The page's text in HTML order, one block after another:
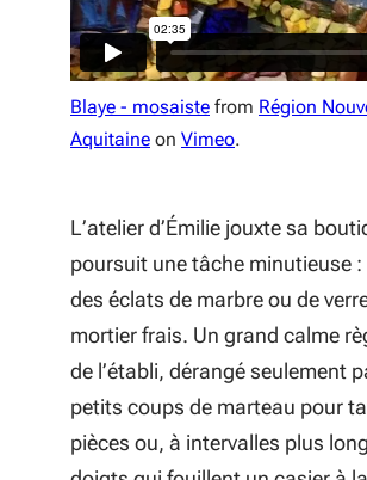
Blaye - mosaiste from Région
Aquitaine on Vimeo.
L’atelier d’Émilie jouxte sa
poursuit une tâche minutieuse
des éclats de marbre ou de
mortier frais. Un grand calme
de l’établi, dérangé seulement
petits coups de marteau pour
pièces ou, à intervalles plus